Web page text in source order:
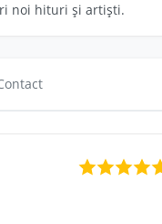
noi hituri și artiști.